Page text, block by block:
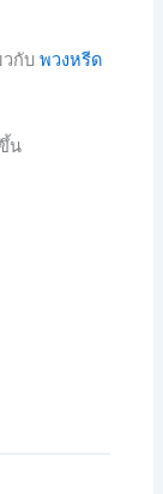
วกับพวงหรีด
น